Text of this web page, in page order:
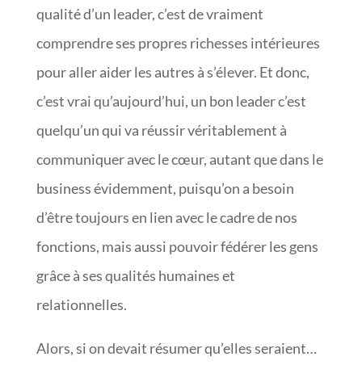
qualité d’un leader, c’est de vraiment
comprendre ses propres richesses intérieures
pour aller aider les autres à s’élever. Et donc,
c’est vrai qu’aujourd’hui, un bon leader c’est
quelqu’un qui va réussir véritablement à
communiquer avec le cœur, autant que dans le
business évidemment, puisqu’on a besoin
d’être toujours en lien avec le cadre de nos
fonctions, mais aussi pouvoir fédérer les gens
grâce à ses qualités humaines et
relationnelles.
Alors, si on devait résumer qu’elles seraient…